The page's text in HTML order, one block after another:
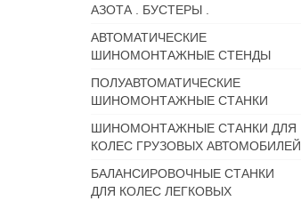
АЗОТА . БУСТЕРЫ .
АВТОМАТИЧЕСКИЕ
ШИНОМОНТАЖНЫЕ СТЕНДЫ
ПОЛУАВТОМАТИЧЕСКИЕ
ШИНОМОНТАЖНЫЕ СТАНКИ
ШИНОМОНТАЖНЫЕ СТАНКИ ДЛЯ
КОЛЕС ГРУЗОВЫХ АВТОМОБИЛЕЙ
БАЛАНСИРОВОЧНЫЕ СТАНКИ
ДЛЯ КОЛЕС ЛЕГКОВЫХ